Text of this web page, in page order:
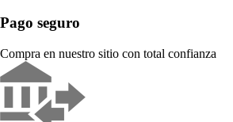
Pago seguro
Compra en nuestro sitio con total confianza